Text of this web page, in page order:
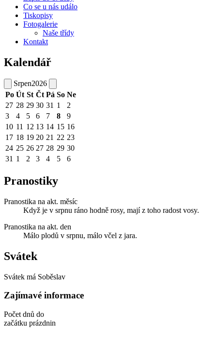
Co se u nás událo
Tiskopisy
Fotogalerie
Naše třídy
Kontakt
Kalendář
Srpen2026
Po Út St Čt Pá So Ne
27 28 29 30 31 1
2
3
4 5 6 7 8
9
10 11 12 13 14 15 16
17 18 19 20 21 22 23
24 25 26 27 28 29 30
31 1 2 3 4 5 6
Pranostiky
Pranostika na akt. měsíc
Když je v srpnu ráno hodně rosy, mají z toho radost vosy.
Pranostika na akt. den
Málo plodů v srpnu, málo včel z jara.
Svátek
Svátek má Soběslav
Zajímavé informace
Počet dnů do
začátku prázdnin